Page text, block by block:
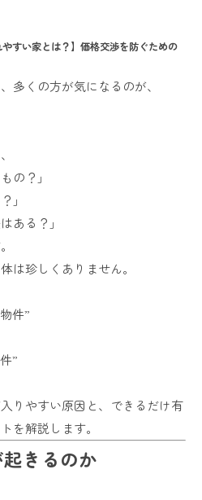
すい家とは？】価格交渉を防ぐための
多くの方が気になるのが、
の？」
」
ある？」
は珍しくありません。
件”
”
りやすい原因と、できるだけ有
を解説します。
きるのか